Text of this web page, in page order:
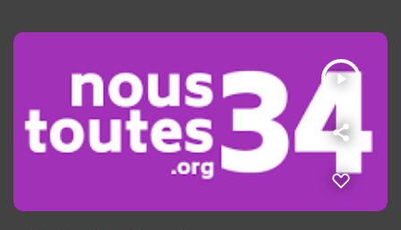
play_arrow